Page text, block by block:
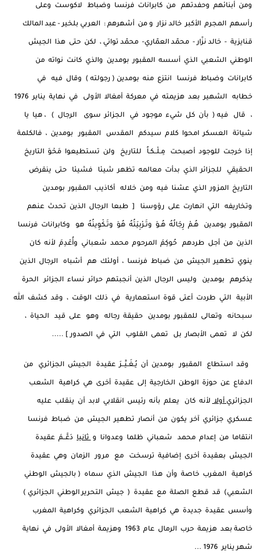
ومن أبنائهم وحفدتهم من كابرانات فرنسا وضباط لاكوست وعلى
رأسهم المجرم الأكبر خالد نزار و من أشهرهم : العربي بلخير - عبد المالك
قنايزية - خالد نزّار - محمّد العمّاري- محمّد تواتي ، لكن حتى هذا الجيش
الوطني الشعبي الذي أسسه المقبور بومدين والذي كانت نواته من
كابرانات وضباط فرنسا انتزع منه بومدين ( رجولته ) وقال فيه في
، قال فيه ( بأن كل شيء موجود في الجزائر سوى الرجال ) ، هيا يا
شياتة العسكر امحوا كلام سيدكم المقدس المقبور بومدين ، فالكلمة
إذا خرجت للوجود أصبحت مِـلْــكـاً للتاريخ ولن تستطيعوا مَحْوَ التاريخ
الحقيقي للجزائر الذي بدأت معالمه تظهر شيئا فشيئا حتى ينقرض
التاريخ المزور الذي عشنا فيه ومن خلاله أكاذيب المقبور بومدين
وتخاريفه التي انهارت على رؤوسنا [ طبعا الرجال الذين تحدث عنهم
المقبور بومدين هُـمْ رِجَالُهُ هُـوَ وتَـرْبِيَتُهُ هُوَ وتَـكْوِينُهُ هو وكابرانات فرنسا
الذين من أجل طردهم حُوكِمَ المرحوم محمد شعباني وأُعْدِمَ لأنه كان
ينوي تطهير الجيش من ضباط فرنسا ، أولئك هم أشباه الرجال الذين
يذكرهم بومدين وليس الرجال الذين أنجبتهم حرائر نساء الجزائر الحرة
الأبية التي طردت أعتى قوة استعمارية في ذلك الوقت ، وقد كشف الله
سبحانه وتعالى للمقبور بومدين حقيقة رجاله وهو على قيد الحياة ،
لكن لا تعمى الأبصار بل تعمى القلوب التي في الصدور ] .....
وقد استطاع المقبور بومدين أن يُـغَـيِّــرَ عقيدة الجيش الجزائري من
الدفاع عن حوزة الوطن الخارجية إلى عقيدة أخرى هي كراهية الشعب
الجزائري أولا لأنه كان يعلم بأنه رئيس انقلابي لابد أن ينقلب عليه
عسكري جزائري آخر يكون من أنصار تطهير الجيش من ضباط فرنسا
انتقاما من إعدام محمد شعباني ظلما وعدوانا و ثانيا دَعَّــمَ عقيدة
الجيش بعقيدة أخرى إضافية ترسخت مع مرور الزمان وهي عقيدة
كراهية المغرب خاصة وأن هذا الجيش الذي سماه ( بالجيش الوطني
الشعبي) قد قطع الصلة مع عقيدة ( جيش التحرير الوطني الجزائري )
وأسس عقيدة جديدة هي كراهية الشعب الجزائري وكراهية المغرب
خاصة بعد هزيمة حرب الرمال عام 1963 وهزيمة أمغالا الأولى في نهاية
شهر يناير 1976 ...